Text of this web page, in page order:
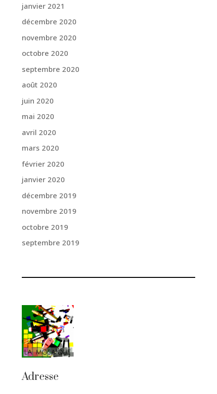
janvier 2021
décembre 2020
novembre 2020
octobre 2020
septembre 2020
août 2020
juin 2020
mai 2020
avril 2020
mars 2020
février 2020
janvier 2020
décembre 2019
novembre 2019
octobre 2019
septembre 2019
Adresse